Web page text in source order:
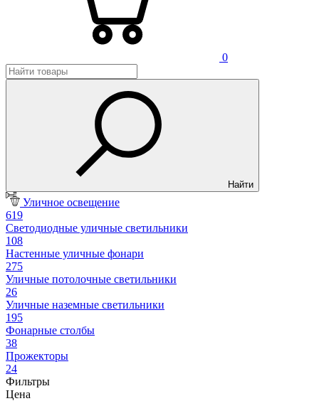
0
Найти
Уличное освещение
619
Светодиодные уличные светильники
108
Настенные уличные фонари
275
Уличные потолочные светильники
26
Уличные наземные светильники
195
Фонарные столбы
38
Прожекторы
24
Фильтры
Цена